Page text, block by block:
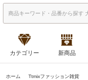
カテゴリー 新商品
ホーム Ttmixファッション雑貨